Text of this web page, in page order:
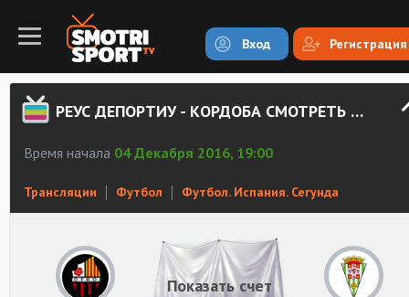
Вход Регистрация
РЕУС ДЕПОРТИУ - КОРДОБА СМОТРЕТЬ ОНЛАЙН
Время начала 04 Декабря 2016, 19:00
Трансляции Футбол Футбол. Испания. Сегунда
Показать счет